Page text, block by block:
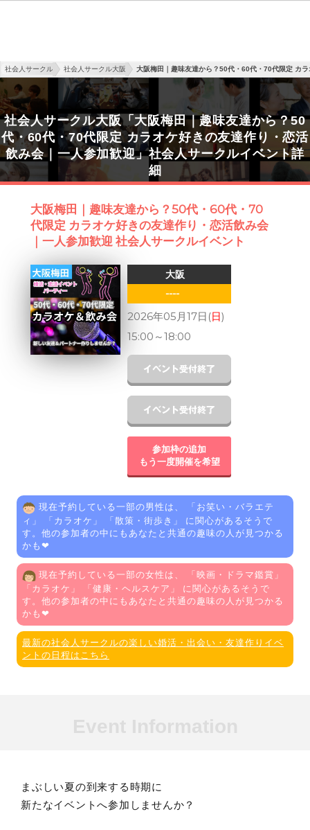
社会人サークル 社会人サークル大阪 大阪梅田｜趣味友達から？50代・60代・70代限定 カ
社会人サークル大阪「大阪梅田｜趣味友達から？50
代・60代・70代限定 カラオケ好きの友達作り・恋活
飲み会｜一人参加歓迎」社会人サークルイベント詳
細
大阪梅田｜趣味友達から？50代・60代・70
代限定 カラオケ好きの友達作り・恋活飲み会
｜一人参加歓迎 社会人サークルイベント
大阪
----
2026年05月17日(日)
15:00 ～18:00
参加枠の追加
もう一度開催を希望
現在予約している一部の男性は、 「 お笑い・バラエテ
ィ 」 「 カラオケ 」 「散策・街歩き 」 に関心があるそうで
す。他の参加者の中にもあなたと共通の趣味の人が見つかる
かも❤
現在予約している一部の女性は、 「 映画・ドラマ鑑賞 」
「 カラオケ 」 「健康・ヘルスケア 」 に関心があるそうで
す。他の参加者の中にもあなたと共通の趣味の人が見つかる
かも❤
最新の社会人サークルの楽しい婚活・出会い・友達作りイベ
ントの日程はこちら
まぶしい夏の到来する時期に
新たなイベントへ参加しませんか？